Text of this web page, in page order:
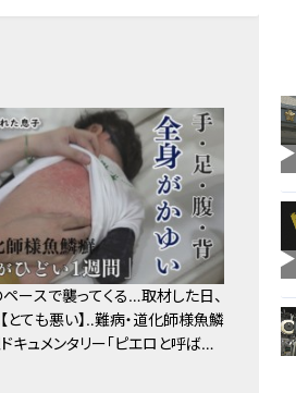
ースで襲ってくる…取材した日、
とても悪い】‥難病・道化師様魚鱗
ュメンタリー「ピエロと呼ばれ